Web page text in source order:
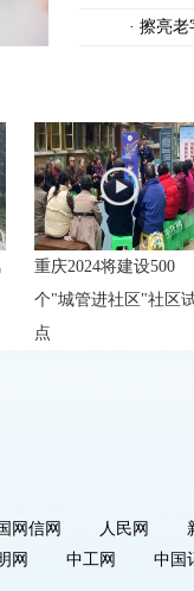
· 擦亮老
重庆2024将建设500
个"城管进社区"社区
点
网信网 人民网
网 中工网 中国